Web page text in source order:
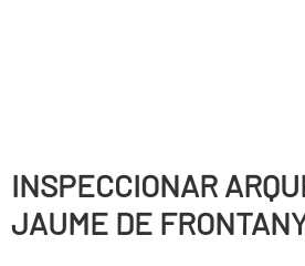
INSPECCIONAR
JAUME DE